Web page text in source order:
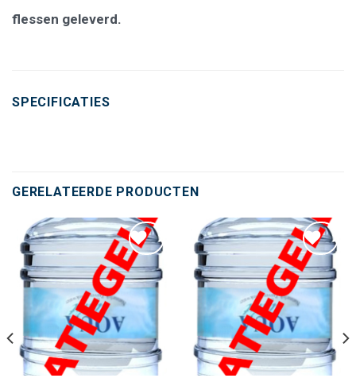
flessen geleverd.
SPECIFICATIES
GERELATEERDE PRODUCTEN
Toevoegen
wenslijst
Toevoegen
wenslijst